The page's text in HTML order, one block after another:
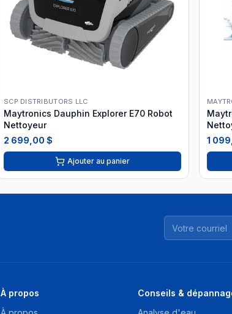
SCP DISTRIBUTORS LLC
Maytronics Dauphin Explorer E70 Robot
Nettoyeur
2 699,00 $
Ajouter au panier
1
À propos
Conseils &